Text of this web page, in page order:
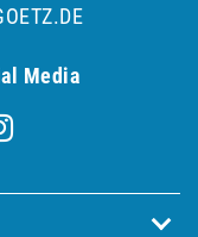
Media